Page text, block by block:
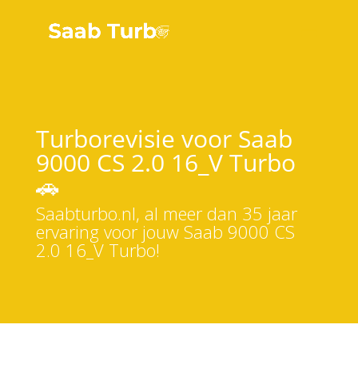
Turborevisie voor Saab
9000 CS 2.0 16_V Turbo
🚗
Saabturbo.nl, al meer dan 35 jaar
ervaring voor jouw Saab 9000 CS
2.0 16_V Turbo!